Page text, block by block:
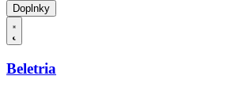
Doplnky
Beletria